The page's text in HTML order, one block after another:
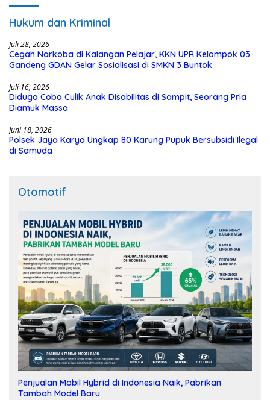
Hukum dan Kriminal
Juli 28, 2026
Cegah Narkoba di Kalangan Pelajar, KKN UPR Kelompok 03
Gandeng GDAN Gelar Sosialisasi di SMKN 3 Buntok
Juli 16, 2026
Diduga Coba Culik Anak Disabilitas di Sampit, Seorang Pria
Diamuk Massa
Juni 18, 2026
Polsek Jaya Karya Ungkap 80 Karung Pupuk Bersubsidi Ilegal
di Samuda
Otomotif
Penjualan Mobil Hybrid di Indonesia Naik, Pabrikan
Tambah Model Baru